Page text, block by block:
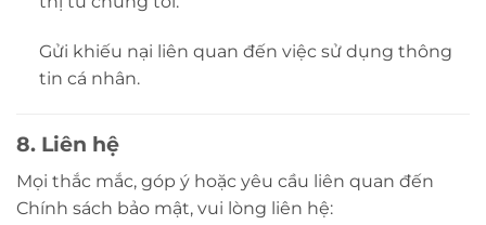
Gửi khiếu nại liên quan đến việc sử dụng thông
tin cá nhân.
8. Liên hệ
Mọi thắc mắc, góp ý hoặc yêu cầu liên quan đến
Chính sách bảo mật, vui lòng liên hệ: